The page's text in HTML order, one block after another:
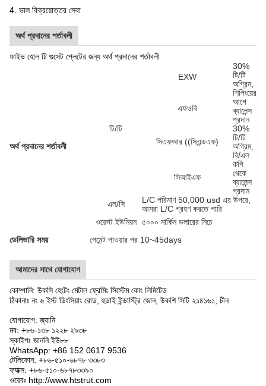
4. ভাল বিক্রয়োত্তর সেবা
অর্থ প্রদানের শর্তাবলী
ফাইভ হোল টি গুসেট প্লেটের জন্য অর্থ প্রদানের শর্তাবলী
অর্থ প্রদানের শর্তাবলী
টি/টি
EXW
30%
টি/টি
অগ্রিম,
শিপিংয়ের
আগে
ব্যালেন্স
প্রদান
এফওবি
সিএফআর ((সিএন্ডএফ)
30%
টি/টি
অগ্রিম,
বি/এল
কপি
থেকে
ব্যালেন্স
প্রদান
সিআইএফ
এল/সি
L/C পরিমাণ 50,000 usd এর উপরে,
আমরা L/C গ্রহণ করতে পারি
ওয়েস্ট ইউনিয়ন ৫০০০ মার্কিন ডলারের নিচে
ডেলিভারি সময়
পেমেন্ট পাওয়ার পর 10~45days
আমাদের সাথে যোগাযোগ
কোম্পানি: উকসি হেংটং মেটাল ফ্রেমিং সিস্টেম কোং লিমিটেড
ঠিকানাঃ নং ৬ ইস্ট ডিংসিয়াং রোড, হুডাই ইন্ডাস্ট্রি জোন, উকশি সিটি ২১৪১৬১, চীন
যোগাযোগ: জ্যানি
মব: +৮৬-১৩৮ ১২২৮ ২৯৩৮
স্কাইপঃ জাননি.ইউ৮৮
WhatsApp: +86 152 0617 9536
টেলিফোন: +৮৬-৫১০-৬৮৭৮ ৩৩৮৩
ফ্যাক্স: +৮৬-৫১০-৬৮৭৮৩৩৯০
ওয়েবঃ http://www.htstrut.com